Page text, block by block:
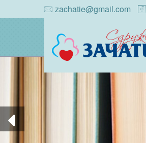
zachatie@gmail.com